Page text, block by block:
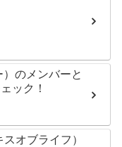
のメンバーと
ック！
オブライフ）